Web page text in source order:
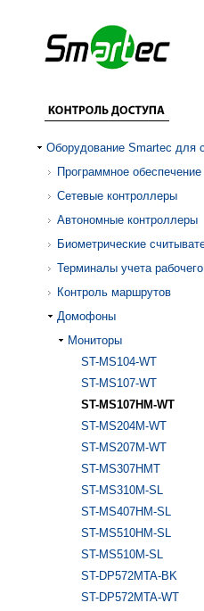
Оборудование Smartec для
Программное обеспечение
Сетевые контроллеры
Автономные контроллеры
Биометрические
Терминалы учета
Контроль маршрутов
Домофоны
Мониторы
ST-MS104-WT
ST-MS107-WT
ST-MS107HM-WT
ST-MS204M-WT
ST-MS207M-WT
ST-MS307HMT
ST-MS310M-SL
ST-MS407HM-SL
ST-MS510HM-SL
ST-MS510M-SL
ST-DP572MTA-BK
ST-DP572MTA-WT